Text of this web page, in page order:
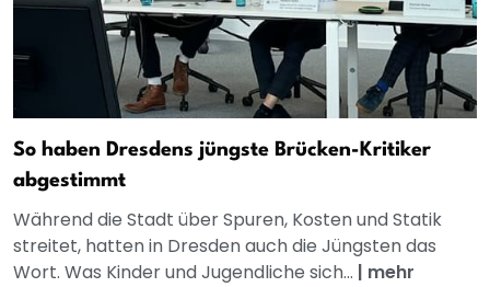
So haben Dresdens jüngste Brücken-Kritiker
abgestimmt
Während die Stadt über Spuren, Kosten und Statik
streitet, hatten in Dresden auch die Jüngsten das
Wort. Was Kinder und Jugendliche sich... | mehr